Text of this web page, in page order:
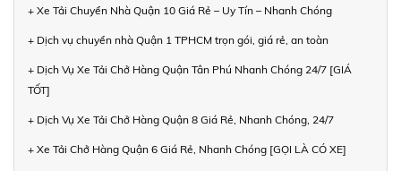
+ Xe Tải Chuyển Nhà Quận 10 Giá Rẻ – Uy Tín – Nhanh Chóng
+ Dịch vụ chuyển nhà Quận 1 TPHCM trọn gói, giá rẻ, an toàn
+ Dịch Vụ Xe Tải Chở Hàng Quận Tân Phú Nhanh Chóng 24/7 [GIÁ
TỐT]
+ Dịch Vụ Xe Tải Chở Hàng Quận 8 Giá Rẻ, Nhanh Chóng, 24/7
+ Xe Tải Chở Hàng Quận 6 Giá Rẻ, Nhanh Chóng [GỌI LÀ CÓ XE]